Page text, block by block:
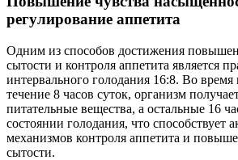
регулирование аппетита
Одним из способов достижения
сытости и контроля аппетита является
интервального голодания 16:8. Во время
течение 8 часов суток, организм
питательные вещества, а остальные 16
состоянии голодания, что способствует
механизмов контроля аппетита и
сытости.